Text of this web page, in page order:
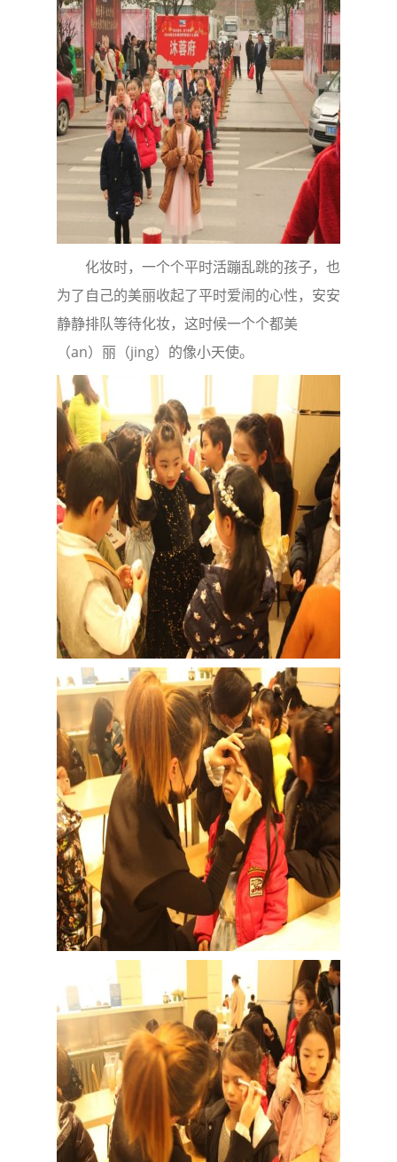
化妆时，一个个平时活蹦乱跳的孩子，也
为了自己的美丽收起了平时爱闹的心性，安安
静静排队等待化妆，这时候一个个都美
（an）丽（jing）的像小天使。